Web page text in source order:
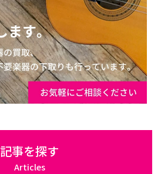
記事を探す
Articles